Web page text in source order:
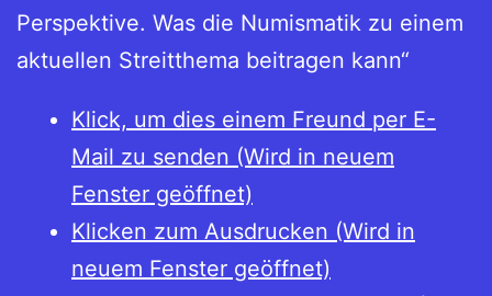
Perspektive. Was die Numismatik zu einem
aktuellen Streitthema beitragen kann“
Klick, um dies einem Freund per E-
Mail zu senden (Wird in neuem
Fenster geöffnet)
Klicken zum Ausdrucken (Wird in
neuem Fenster geöffnet)